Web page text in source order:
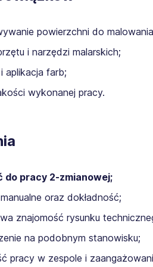
powierzchni do
i narzędzi malarskich;
aplikacja farb;
wykonanej pracy.
do pracy 2-zmianowej;
oraz dokładność;
znajomość rysunku
na podobnym stanowisku;
pracy w zespole i